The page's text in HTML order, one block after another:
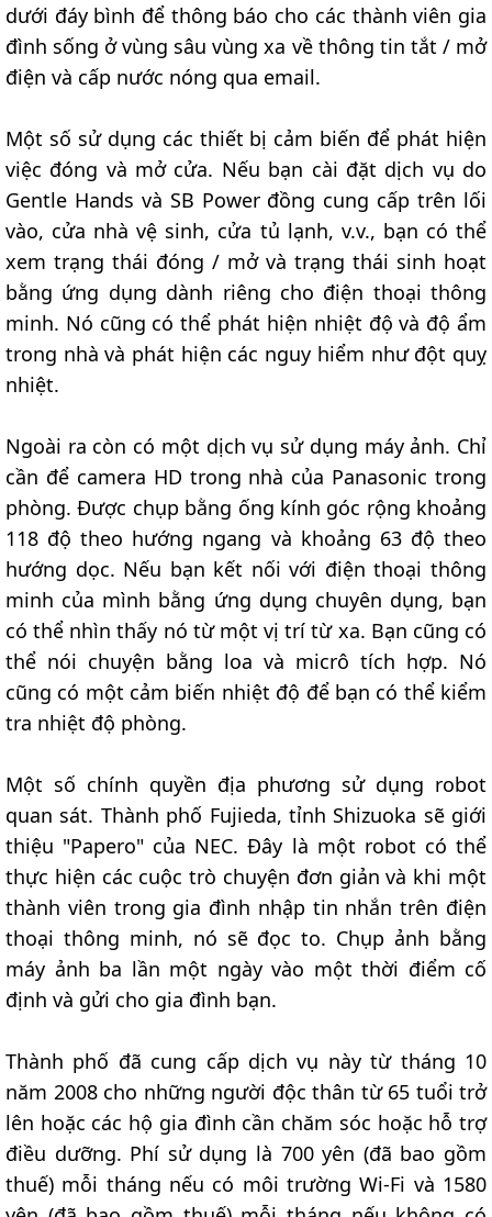
dưới đáy bình để thông báo cho các thành viên gia
đình sống ở vùng sâu vùng xa về thông tin tắt / mở
điện và cấp nước nóng qua email.
Một số sử dụng các thiết bị cảm biến để phát hiện
việc đóng và mở cửa. Nếu bạn cài đặt dịch vụ do
Gentle Hands và SB Power đồng cung cấp trên lối
vào, cửa nhà vệ sinh, cửa tủ lạnh, v.v., bạn có thể
xem trạng thái đóng / mở và trạng thái sinh hoạt
bằng ứng dụng dành riêng cho điện thoại thông
minh. Nó cũng có thể phát hiện nhiệt độ và độ ẩm
trong nhà và phát hiện các nguy hiểm như đột quỵ
nhiệt.
Ngoài ra còn có một dịch vụ sử dụng máy ảnh. Chỉ
cần để camera HD trong nhà của Panasonic trong
phòng. Được chụp bằng ống kính góc rộng khoảng
118 độ theo hướng ngang và khoảng 63 độ theo
hướng dọc. Nếu bạn kết nối với điện thoại thông
minh của mình bằng ứng dụng chuyên dụng, bạn
có thể nhìn thấy nó từ một vị trí từ xa. Bạn cũng có
thể nói chuyện bằng loa và micrô tích hợp. Nó
cũng có một cảm biến nhiệt độ để bạn có thể kiểm
tra nhiệt độ phòng.
Một số chính quyền địa phương sử dụng robot
quan sát. Thành phố Fujieda, tỉnh Shizuoka sẽ giới
thiệu "Papero" của NEC. Đây là một robot có thể
thực hiện các cuộc trò chuyện đơn giản và khi một
thành viên trong gia đình nhập tin nhắn trên điện
thoại thông minh, nó sẽ đọc to. Chụp ảnh bằng
máy ảnh ba lần một ngày vào một thời điểm cố
định và gửi cho gia đình bạn.
Thành phố đã cung cấp dịch vụ này từ tháng 10
năm 2008 cho những người độc thân từ 65 tuổi trở
lên hoặc các hộ gia đình cần chăm sóc hoặc hỗ trợ
điều dưỡng. Phí sử dụng là 700 yên (đã bao gồm
thuế) mỗi tháng nếu có môi trường Wi-Fi và 1580